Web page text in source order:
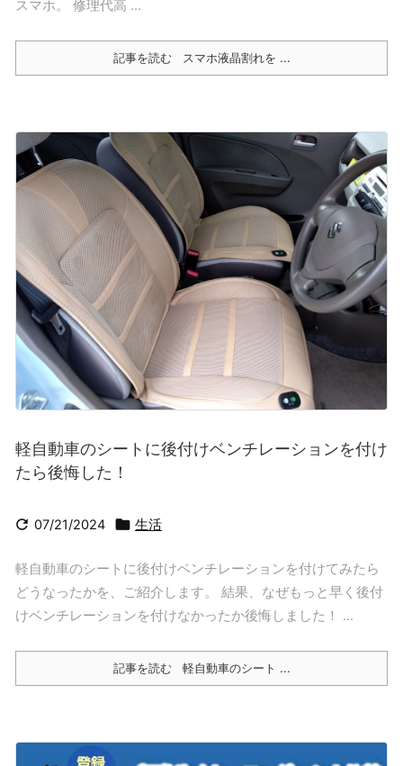
スマホ。 修理代高 ...
記事を読む スマホ液晶割れを ...
軽自動車のシートに後付けベンチレーションを付け
たら後悔した！
 07/21/2024  生活
軽自動車のシートに後付けベンチレーションを付けてみたら
どうなったかを、ご紹介します。 結果、なぜもっと早く後付
けベンチレーションを付けなかったか後悔しました！ ...
記事を読む 軽自動車のシート ...